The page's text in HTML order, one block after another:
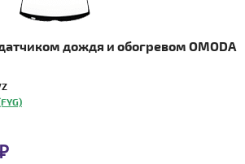
дождя и обогревом OMODA